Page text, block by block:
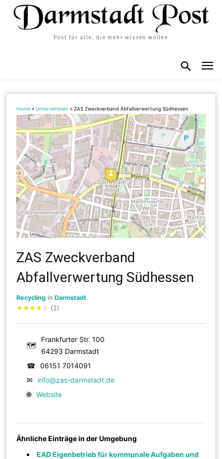
Post für alle, die mehr wissen wollen
Home »Unternehmen »ZAS Zweckverband Abfallverwertung Südhessen
ZAS Zweckverband
Abfallverwertung Südhessen
Recycling inDarmstadt
★★★★ ☆ (2)
🗺
Frankfurter Str. 100
64293 Darmstadt
☎
06151 7014091
✉
info@zas-darmstadt.de
🌐 Website
Ähnliche Einträge in der Umgebung
EAD Eigenbetrieb für kommunale Aufgaben und